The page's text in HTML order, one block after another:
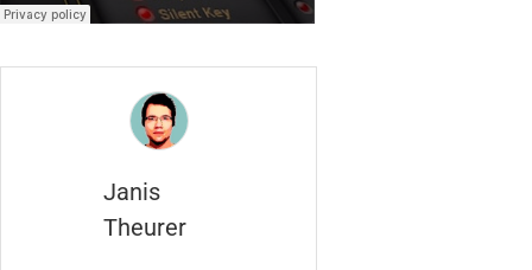
Janis
Theurer